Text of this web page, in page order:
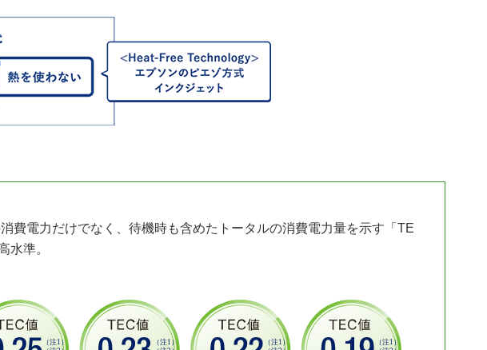
費電力だけでなく、待機時も含めたトータルの消費電力量を示す「TE
水準。